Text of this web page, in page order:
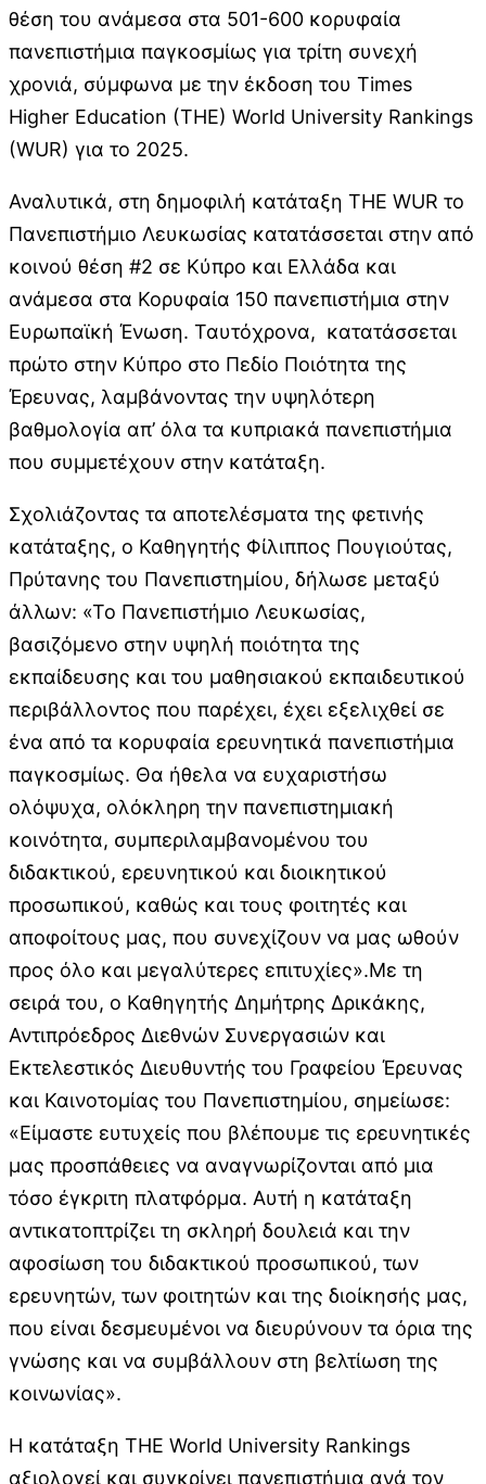
θέση του ανάμεσα στα 501-600 κορυφαία
πανεπιστήμια παγκοσμίως για τρίτη συνεχή
χρονιά, σύμφωνα με την έκδοση του Times
Higher Education (THE) World University Rankings
(WUR) για το 2025.
Αναλυτικά, στη δημοφιλή κατάταξη THE WUR το
Πανεπιστήμιο Λευκωσίας κατατάσσεται στην από
κοινού θέση #2 σε Κύπρο και Ελλάδα και
ανάμεσα στα Κορυφαία 150 πανεπιστήμια στην
Ευρωπαϊκή Ένωση. Ταυτόχρονα, κατατάσσεται
πρώτο στην Κύπρο στο Πεδίο Ποιότητα της
Έρευνας, λαμβάνοντας την υψηλότερη
βαθμολογία απ’ όλα τα κυπριακά πανεπιστήμια
που συμμετέχουν στην κατάταξη.
Σχολιάζοντας τα αποτελέσματα της φετινής
κατάταξης, ο Καθηγητής Φίλιππος Πουγιούτας,
Πρύτανης του Πανεπιστημίου, δήλωσε μεταξύ
άλλων: «Το Πανεπιστήμιο Λευκωσίας,
βασιζόμενο στην υψηλή ποιότητα της
εκπαίδευσης και του μαθησιακού εκπαιδευτικού
περιβάλλοντος που παρέχει, έχει εξελιχθεί σε
ένα από τα κορυφαία ερευνητικά πανεπιστήμια
παγκοσμίως. Θα ήθελα να ευχαριστήσω
ολόψυχα, ολόκληρη την πανεπιστημιακή
κοινότητα, συμπεριλαμβανομένου του
διδακτικού, ερευνητικού και διοικητικού
προσωπικού, καθώς και τους φοιτητές και
αποφοίτους μας, που συνεχίζουν να μας ωθούν
προς όλο και μεγαλύτερες επιτυχίες».Με τη
σειρά του, ο Καθηγητής Δημήτρης Δρικάκης,
Αντιπρόεδρος Διεθνών Συνεργασιών και
Εκτελεστικός Διευθυντής του Γραφείου Έρευνας
και Καινοτομίας του Πανεπιστημίου, σημείωσε:
«Είμαστε ευτυχείς που βλέπουμε τις ερευνητικές
μας προσπάθειες να αναγνωρίζονται από μια
τόσο έγκριτη πλατφόρμα. Αυτή η κατάταξη
αντικατοπτρίζει τη σκληρή δουλειά και την
αφοσίωση του διδακτικού προσωπικού, των
ερευνητών, των φοιτητών και της διοίκησής μας,
που είναι δεσμευμένοι να διευρύνουν τα όρια της
γνώσης και να συμβάλλουν στη βελτίωση της
κοινωνίας».
Η κατάταξη THE World University Rankings
αξιολογεί και συγκρίνει πανεπιστήμια ανά τον